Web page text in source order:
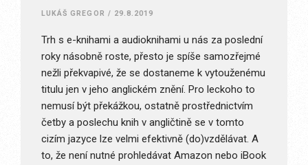
LUKÁŠ GREGOR / 29.8.2019
Trh s e-knihami a audioknihami u nás za poslední
roky násobně roste, přesto je spíše samozřejmé
nežli překvapivé, že se dostaneme k vytouženému
titulu jen v jeho anglickém znění. Pro leckoho to
nemusí být překážkou, ostatně prostřednictvím
četby a poslechu knih v angličtině se v tomto
cizím jazyce lze velmi efektivně (do)vzdělávat. A
to, že není nutné prohledávat Amazon nebo iBook